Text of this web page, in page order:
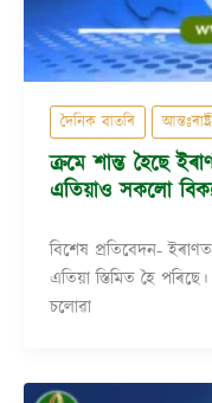
দৈনিক বাতৰি
ক্ৰমে শান্ত হৈছে
এতিয়াও সকলো
বিশেষ প্ৰতিবেদন-
এতিয়া স্তিমিত হৈ
চলোৱা